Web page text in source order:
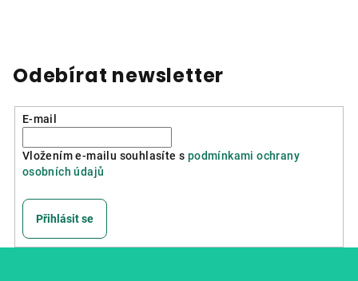
Odebírat newsletter
E-mail
Vložením e-mailu souhlasíte s podmínkami ochrany
osobních údajů
Přihlásit se